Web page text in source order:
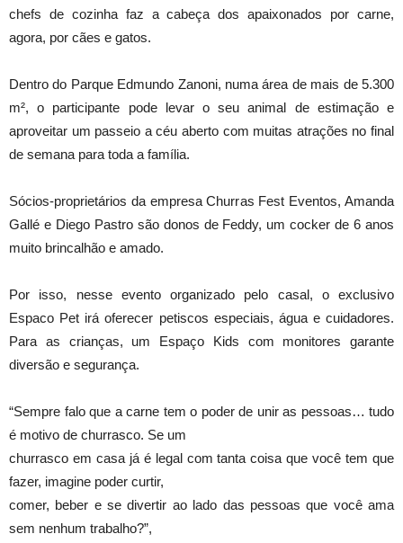
chefs de cozinha faz a cabeça dos apaixonados por carne,
agora, por cães e gatos.
Dentro do Parque Edmundo Zanoni, numa área de mais de 5.300
m², o participante pode levar o seu animal de estimação e
aproveitar um passeio a céu aberto com muitas atrações no final
de semana para toda a família.
Sócios-proprietários da empresa Churras Fest Eventos, Amanda
Gallé e Diego Pastro são donos de Feddy, um cocker de 6 anos
muito brincalhão e amado.
Por isso, nesse evento organizado pelo casal, o exclusivo
Espaco Pet irá oferecer petiscos especiais, água e cuidadores.
Para as crianças, um Espaço Kids com monitores garante
diversão e segurança.
“Sempre falo que a carne tem o poder de unir as pessoas… tudo
é motivo de churrasco. Se um
churrasco em casa já é legal com tanta coisa que você tem que
fazer, imagine poder curtir,
comer, beber e se divertir ao lado das pessoas que você ama
sem nenhum trabalho?”,